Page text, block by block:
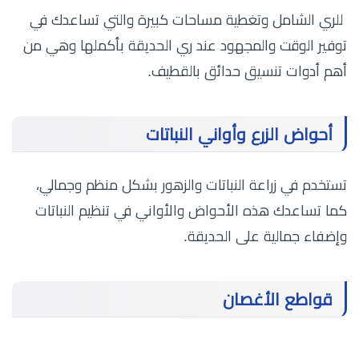
للري الشامل وتغطية مساحات كبيرة والتي تساعدك في
توفير الوقت والمجهود عند ري الحديقة بأكملها وهي من
أهم أدوات تنسيق حدائق بالقطيف.
أحواض الزرع وأواني النباتات
تستخدم في زراعة النباتات والزهور بشكل منظم وجمالي،
كما تساعدك هذه الأحواض والأواني في تنظيم النباتات
وإضفاء جمالية على الحديقة.
قواطع الأغصان